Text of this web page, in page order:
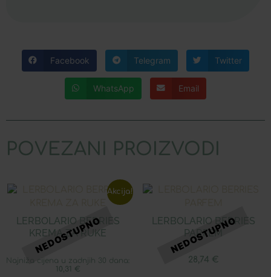
Facebook Telegram Twitter
WhatsApp Email
POVEZANI PROIZVODI
Akcija!
LERBOLARIO BERRIES
KREMA ZA RUKE
Najniža cijena u zadnjih 30 dana:
10,31 €
LERBOLARIO BERRIES
PARFEM
28,74 €